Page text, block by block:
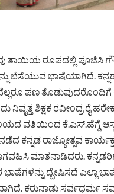
ತಾಯಿಯ ರೂಪದಲ್ಲಿ ಪೂಜಿಸಿ
ಬೆಸೆಯುವ ಭಾಷೆಯಾಗಿದೆ.
ಪಣ ತೊಡುವುದರೊಂದಿಗೆ
ಶಿಕ್ಷಕ ರವೀಂದ್ರ ರೈ
ವತಿಯಿಂದ ಕೆ.ಎಸ್.ಹೆಗ್ಡೆ
ಕನ್ನಡ ರಾಜ್ಯೋತ್ಸವ
ಮಾತನಾಡಿದರು.
ಭಾಷೆಗಳನ್ನು ದ್ಬೇಷಿಸದೆ ಎಲ್ಲಾ
ಕರುನಾಡು ಸರ್ವಧರ್ಮ